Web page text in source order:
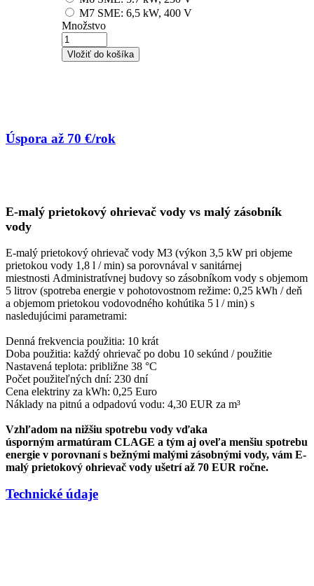
M7 SME: 6,5 kW, 400 V
Množstvo
Úspora až 70 €/rok
E-malý prietokový ohrievač vody vs malý zásobník
vody
E-malý prietokový ohrievač vody M3 (výkon 3,5 kW pri objeme
prietokou vody 1,8 l / min) sa porovnával v sanitárnej
miestnosti Administratívnej budovy so zásobníkom vody s objemom
5 litrov (spotreba energie v pohotovostnom režime: 0,25 kWh / deň
a objemom prietokou vodovodného kohútika 5 l / min) s
nasledujúcimi parametrami:
Denná frekvencia použitia: 10 krát
Doba použitia: každý ohrievač po dobu 10 sekúnd / použitie
Nastavená teplota: približne 38 °C
Počet použiteľných dní: 230 dní
Cena elektriny za kWh: 0,25 Euro
Náklady na pitnú a odpadovú vodu: 4,30 EUR za m³
Vzhľadom na nižšiu spotrebu vody vďaka
úsporným armatúram CLAGE a tým aj oveľa menšiu spotrebu
energie v porovnaní s bežnými malými zásobnými vody, vám E-
malý prietokový ohrievač vody ušetrí až 70 EUR ročne.
Technické údaje